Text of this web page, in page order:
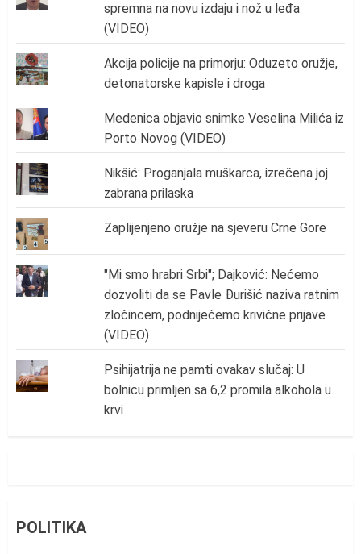
spremna na novu izdaju i nož u leđa
(VIDEO)
Akcija policije na primorju: Oduzeto oružje,
detonatorske kapisle i droga
Medenica objavio snimke Veselina Milića iz
Porto Novog (VIDEO)
Nikšić: Proganjala muškarca, izrečena joj
zabrana prilaska
Zaplijenjeno oružje na sjeveru Crne Gore
"Mi smo hrabri Srbi"; Dajković: Nećemo
dozvoliti da se Pavle Đurišić naziva ratnim
zločincem, podnijećemo krivične prijave
(VIDEO)
Psihijatrija ne pamti ovakav slučaj: U
bolnicu primljen sa 6,2 promila alkohola u
krvi
POLITIKA